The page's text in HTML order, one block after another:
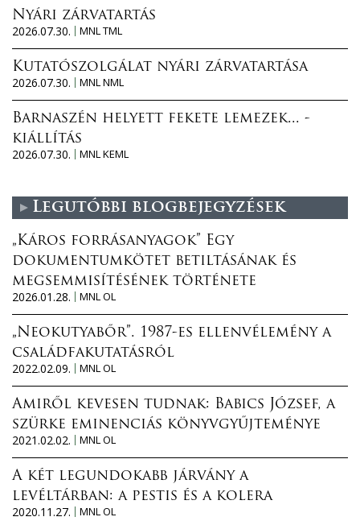
Nyári zárvatartás
2026.07.30.
MNL TML
Kutatószolgálat nyári zárvatartása
2026.07.30.
MNL NML
Barnaszén helyett fekete lemezek... -
kiállítás
2026.07.30.
MNL KEML
Legutóbbi blogbejegyzések
„Káros forrásanyagok” Egy
dokumentumkötet betiltásának és
megsemmisítésének története
2026.01.28.
MNL OL
„Neokutyabőr”. 1987-es ellenvélemény a
családfakutatásról
2022.02.09.
MNL OL
Amiről kevesen tudnak: Babics József, a
szürke eminenciás könyvgyűjteménye
2021.02.02.
MNL OL
A két legundokabb járvány a
levéltárban: a pestis és a kolera
2020.11.27.
MNL OL